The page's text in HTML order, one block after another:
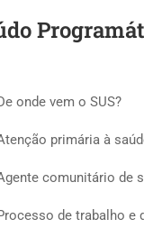
onde vem o SUS?
primária à
comunitário de
de trabalho e